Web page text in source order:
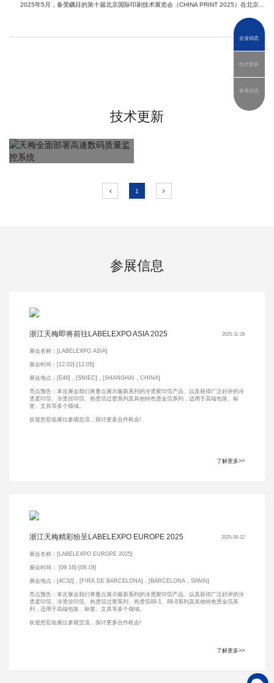
2025年5月，备受瞩目的第十届北京国际印刷技术展览会（CHINA PRINT 2025）在北京中国国际展览中心（顺义）隆重开幕。作为亚太地区···
2024年5月28日至6月7日，全球印刷包装行业最具影响力的专业展会——德国德鲁巴国际印刷展览会（DRUPA 2024）在杜塞尔多夫盛大举行···
技术更新
11.21
天梅全面部署高速数码质量监控系统
1
参展信息
浙江天梅即将前往LABELEXPO ASIA 2025 2025-11-28
展会名称：[LABELEXPO ASIA]
展会时间：[12.02]-[12.05]
展会地点：[E48]，[SNIEC]，[SHANGHAI，CHINA]
亮点预告：本次展会我们将重点展示最新系列的冷烫胶印箔产品、以及获得广泛好评的冷
烫柔印箔、冷烫丝印箔、热烫箔过塑系列及其他特色烫金箔系列，适用于高端包装、标
签、文具等多个领域。
欢迎您莅临展位参观交流，探讨更多合作机会!
了解更多>>
浙江天梅精彩纷呈LABELEXPO EUROPE 2025 2025-08-12
展会名称：[LABELEXPO EUROPE 2025]
展会时间： [09.16]-[09.19]
展会地点：[4C32]，[FIRA DE BARCELONA]，[BARCELONA，SPAIN]
亮点预告：本次展会我们将重点展示最新系列的冷烫胶印箔产品、以及获得广泛好评的冷
烫柔印箔、冷烫丝印箔、热烫箔过塑系列、热烫箔88-1、88-8系列及其他特色烫金箔系
列，适用于高端包装、标签、文具等多个领域。
欢迎您莅临展位参观交流，探讨更多合作机会!
了解更多>>
企业动态
技术更新
参展信息